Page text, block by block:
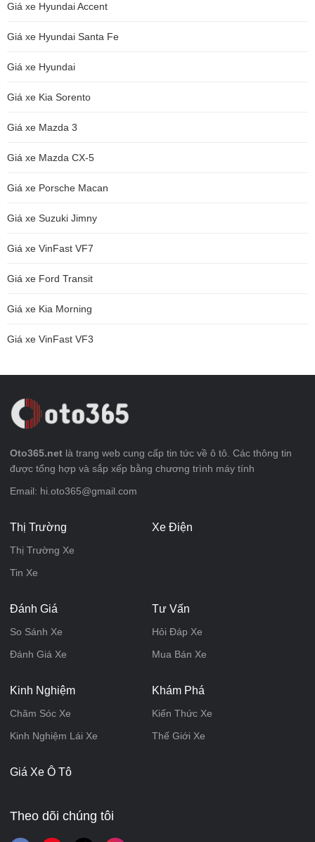
Giá xe Hyundai Accent
Giá xe Hyundai Santa Fe
Giá xe Hyundai
Giá xe Kia Sorento
Giá xe Mazda 3
Giá xe Mazda CX-5
Giá xe Porsche Macan
Giá xe Suzuki Jimny
Giá xe VinFast VF7
Giá xe Ford Transit
Giá xe Kia Morning
Giá xe VinFast VF3
Oto365.net là trang web cung cấp tin tức về ô tô. Các thông tin
được tổng hợp và sắp xếp bằng chương trình máy tính
Email: hi.oto365@gmail.com
Thị Trường
Thị Trường Xe
Tin Xe
Xe Điện
Đánh Giá
So Sánh Xe
Đánh Giá Xe
Tư Vấn
Hỏi Đáp Xe
Mua Bán Xe
Kinh Nghiệm
Chăm Sóc Xe
Kinh Nghiệm Lái Xe
Khám Phá
Kiến Thức Xe
Thế Giới Xe
Giá Xe Ô Tô
Theo dõi chúng tôi